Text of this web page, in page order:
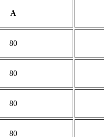
А
80
80
80
80